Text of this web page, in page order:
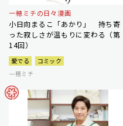
一穂ミチの日々漫画
小日向まるこ「あかり」 持ち寄
った寂しさが温もりに変わる（第
14回）
愛でる
コミック
一穂ミチ